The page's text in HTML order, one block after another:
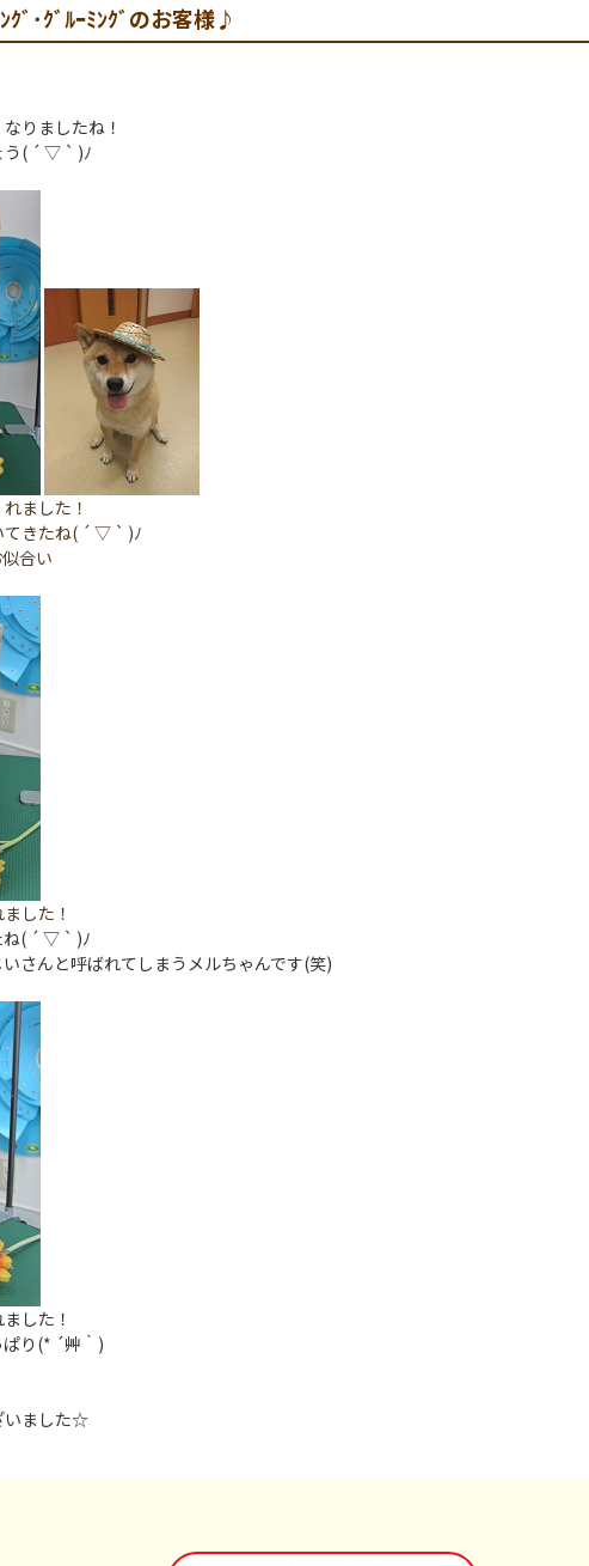
ｸﾞ･ｸﾞﾙｰﾐﾝｸﾞのお客様♪
りましたね！
う( ´ ▽ ` )ﾉ
ました！
てきたね( ´ ▽ ` )ﾉ
合い
した！
ね( ´ ▽ ` )ﾉ
さんと呼ばれてしまうメルちゃんです(笑)
した！
り(* ´艸｀)
いました☆